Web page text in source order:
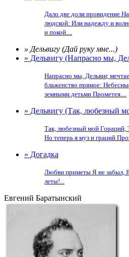
Дало две доли провидение
людской: Или надежду и
и покой....
» Дельвигу (Дай руку мне...)
» Дельвигу (Напрасно мы,
Напрасно мы, Дельвиг,
блаженство прямое:
земными детьми Прометея....
» Дельвигу (Так, любезный
Так, любезный мой Гораций,
Но теперь я муз и граций
» Догадка
Любви приметы Я не забыл,
леты!...
Евгений Баратынский